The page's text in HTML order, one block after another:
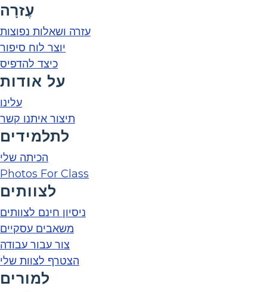
עֶזרָה
עזרה ושאלות נפוצות
יוצר לוח סיפור
כיצד להדפיס
על אודות
עלינו
תיצור איתנו קשר
לתלמידים
הכיתה שלי
Photos For Class
לצוותים
ניסיון חינם לצוותים
משאבים עסקיים
צור עבור עבודה
הצטרף לצוות שלי
למורים